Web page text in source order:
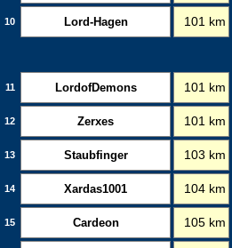
10 Lord-Hagen 101 km
11 LordofDemons 101 km
12 Zerxes 101 km
13 Staubfinger 103 km
14 Xardas1001 104 km
15 Cardeon 105 km